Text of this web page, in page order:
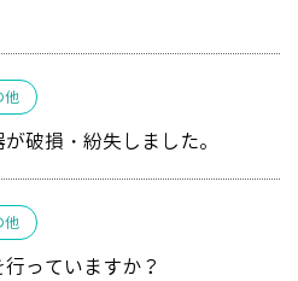
他
破損・紛失しました。
他
っていますか？